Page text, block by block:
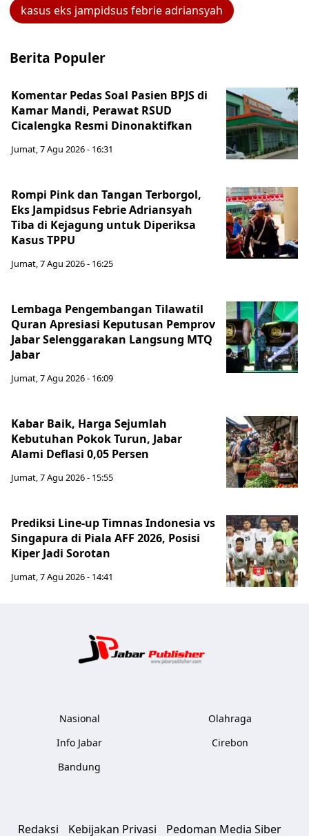
kasus eks jampidsus febrie adriansyah
Berita Populer
Komentar Pedas Soal Pasien BPJS di
Kamar Mandi, Perawat RSUD
Cicalengka Resmi Dinonaktifkan
Jumat, 7 Agu 2026 - 16:31
Rompi Pink dan Tangan Terborgol,
Eks Jampidsus Febrie Adriansyah
Tiba di Kejagung untuk Diperiksa
Kasus TPPU
Jumat, 7 Agu 2026 - 16:25
Lembaga Pengembangan Tilawatil
Quran Apresiasi Keputusan Pemprov
Jabar Selenggarakan Langsung MTQ
Jabar
Jumat, 7 Agu 2026 - 16:09
Kabar Baik, Harga Sejumlah
Kebutuhan Pokok Turun, Jabar
Alami Deflasi 0,05 Persen
Jumat, 7 Agu 2026 - 15:55
Prediksi Line-up Timnas Indonesia vs
Singapura di Piala AFF 2026, Posisi
Kiper Jadi Sorotan
Jumat, 7 Agu 2026 - 14:41
Nasional
Info Jabar
Bandung
Olahraga
Cirebon
Redaksi Kebijakan Privasi Pedoman Media Siber